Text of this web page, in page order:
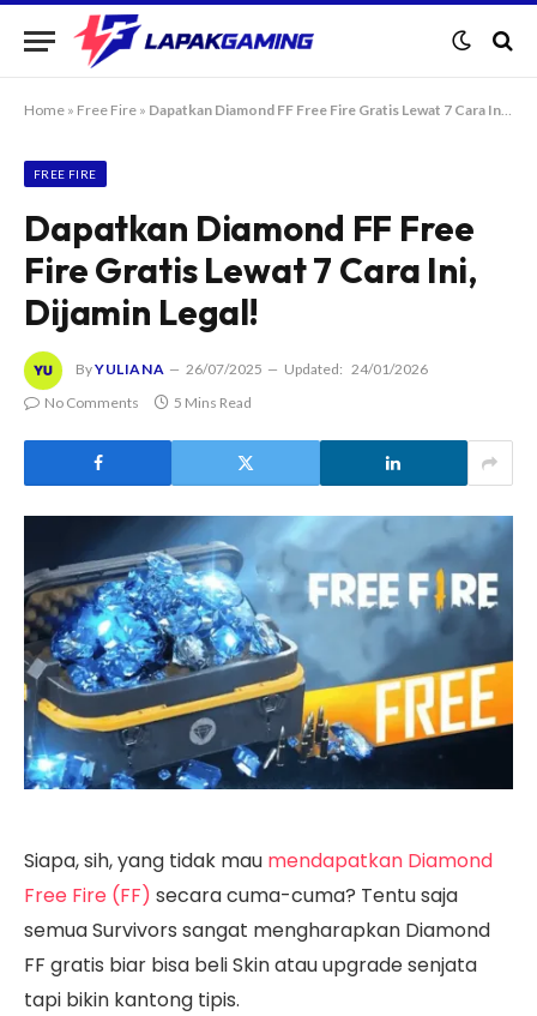
Home » Free Fire » Dapatkan Diamond FF Free Fire Gratis Lewat 7 Cara Ini, Dijamin Legal!
FREE FIRE
Dapatkan Diamond FF Free
Fire Gratis Lewat 7 Cara Ini,
Dijamin Legal!
ByYULIANA 26/07/2025 Updated: 24/01/2026
No Comments
5 Mins Read
Siapa, sih, yang tidak mau mendapatkan Diamond
Free Fire (FF) secara cuma-cuma? Tentu saja
semua Survivors sangat mengharapkan Diamond
FF gratis biar bisa beli Skin atau upgrade senjata
tapi bikin kantong tipis.